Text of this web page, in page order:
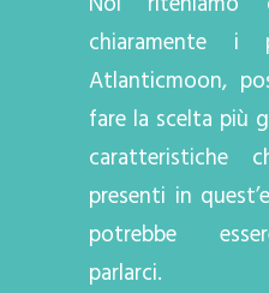
chiaramente
Atlanticmoon,
fare la scelta più
caratteristiche
presenti in
potrebbe
parlarci.